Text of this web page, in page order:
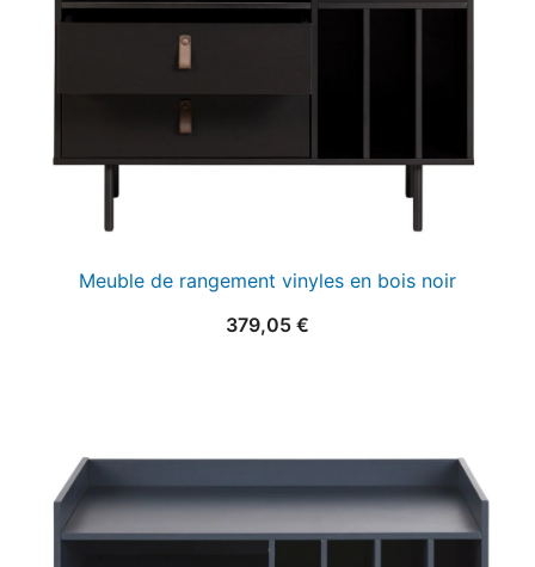
Meuble de rangement vinyles en bois noir
379,05 €